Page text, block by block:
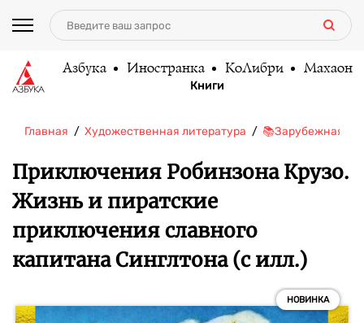
Азбука Иностранка КоЛибри Махаон
Книги
Главная Художественная литература 📚Зарубежная
Приключения Робинзона Крузо.
Жизнь и пиратские
приключения славного
капитана Синглтона (с илл.)
НОВИНКА